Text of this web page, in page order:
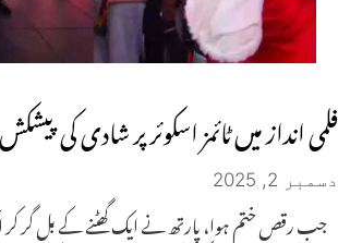
فلمی انداز میں ٹائمز اسکوئر پر شادی کی
دسمبر 2, 2025
جب رقص ختم ہوا، پارتھ نے ایک گھٹنے کے بل گر